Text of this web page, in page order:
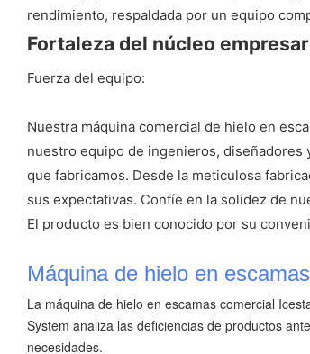
rendimiento, respaldada por un equipo
Fortaleza del núcleo
Fuerza del equipo:
Nuestra máquina comercial de hielo en
nuestro equipo de ingenieros, diseñadores
que fabricamos. Desde la meticulosa
sus expectativas. Confíe en la solidez de
El producto es bien conocido por su
Máquina de hielo en
La máquina de hielo en escamas comercial
System analiza las deficiencias de productos
necesidades.